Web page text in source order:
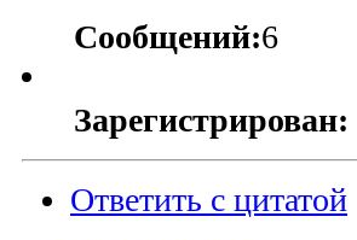
Сообщений:6
Зарегистрирован:
Ответить с цитатой